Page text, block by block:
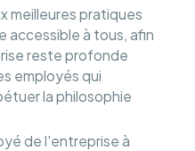
meilleures pratiques
accessible à tous, afin
reste profonde
employés qui
la philosophie
de l'entreprise à